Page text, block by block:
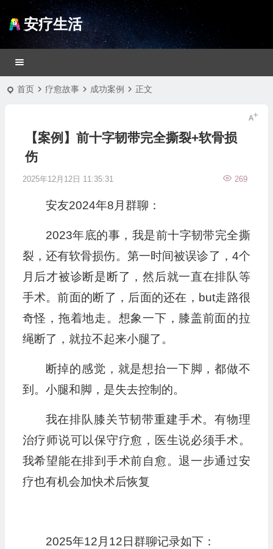
安疗生活
首页 疗愈故事 成功案例 正文
【案例】前十字韧带完全撕裂+软骨损
伤
2025年12月12日 11:35:31 269
安友2024年8月群聊：
2023年底的事， 我是前十字韧带完全撕
裂，还有软骨损伤。 第一时间被误诊了，4个
月后才被诊断是断了，然后就一直在排队等
手术。前面的断了，后面的还在，but走路很
奇怪，拖着地走。想象一下，膝盖前面的拉
绳断了，就拉不起来小腿了。
断掉的感觉，就是想抬一下脚，都做不
到。小腿和脚，是失去控制的。
我在排队膝关节韧带重建手术。有物理
治疗师说可以保守疗愈，医生说必须手术。
我希望能在排到手术前自愈。退一步通过安
疗也有机会加快术后恢复
2025年12月12日群聊记录如下：